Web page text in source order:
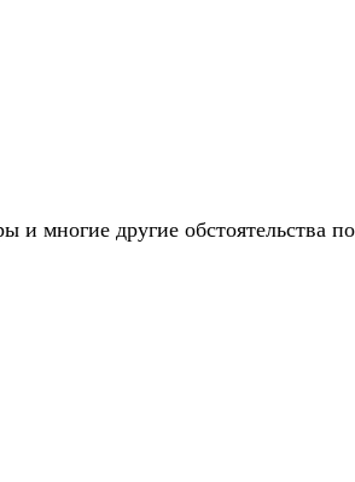
многие другие обстоятельства